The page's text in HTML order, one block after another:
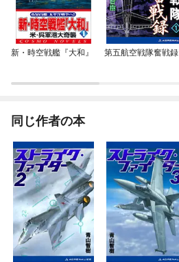
新・時空戦艦『大和』 第五航空戦隊奮戦録
同じ作者の本